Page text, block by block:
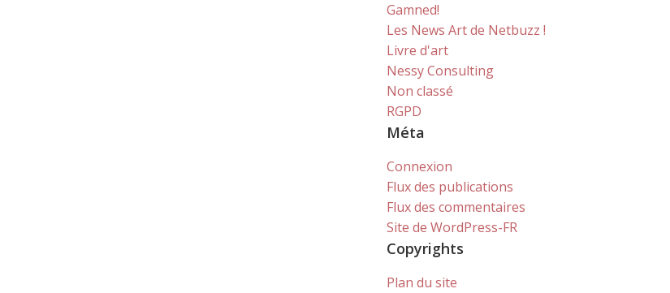
Gamned!
Les News Art de Netbuzz !
Livre d'art
Nessy Consulting
Non classé
RGPD
Méta
Connexion
Flux des publications
Flux des commentaires
Site de WordPress-FR
Copyrights
Plan du site